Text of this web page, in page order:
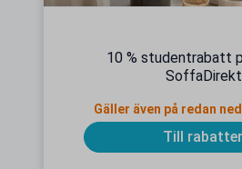
10 % studentrabatt
SoffaDirekt
Gäller även på redan
Till